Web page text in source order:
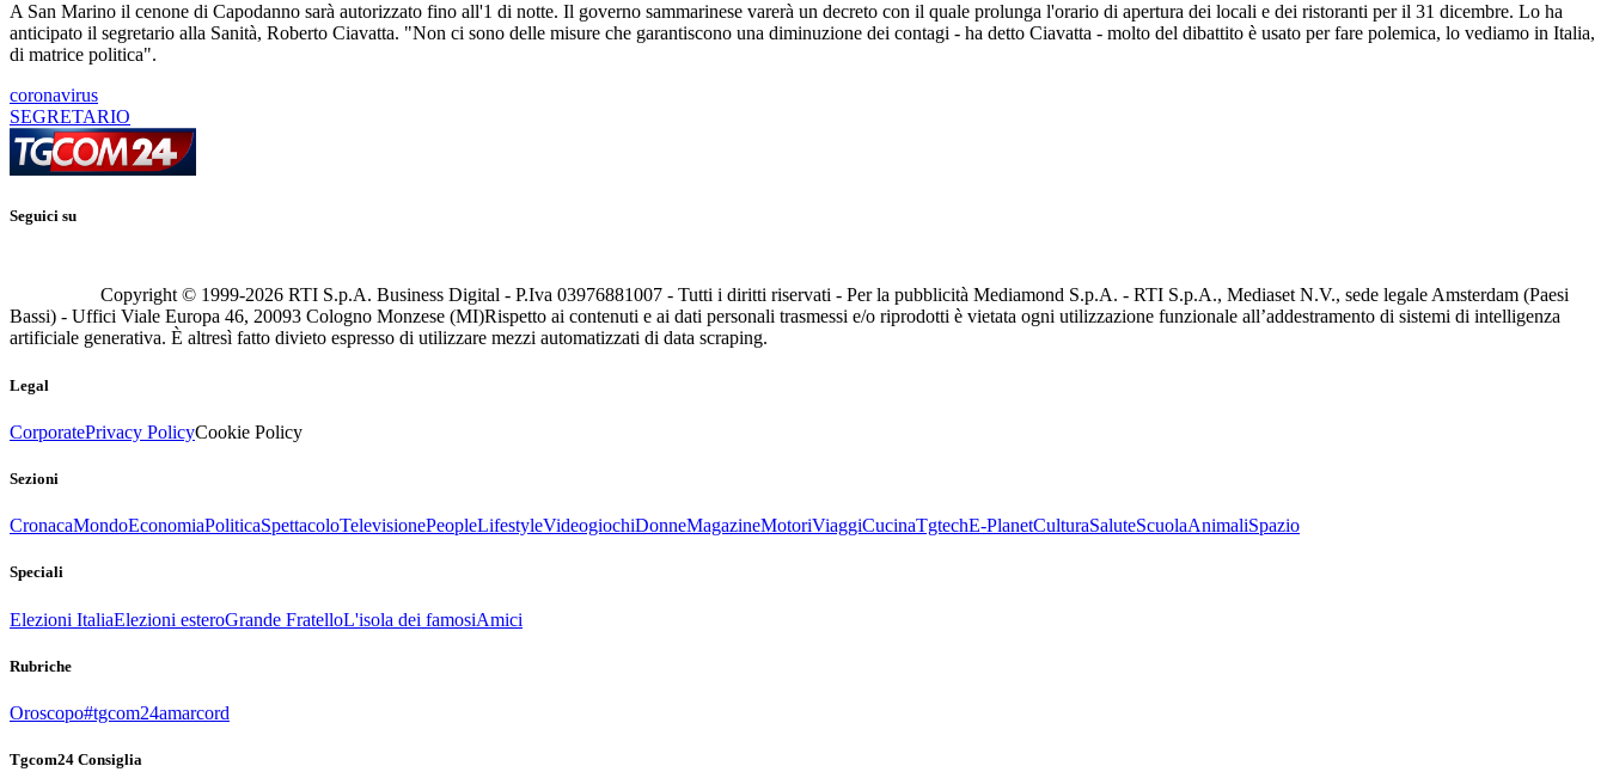
A San Marino il cenone di Capodanno sarà autorizzato fino all'1 di notte. Il governo sammarinese varerà un decreto con il quale prolunga l'orario di apertura dei locali e dei ristoranti per il 31 dicembre. Lo ha
anticipato il segretario alla Sanità, Roberto Ciavatta. "Non ci sono delle misure che garantiscono una diminuzione dei contagi - ha detto Ciavatta - molto del dibattito è usato per fare polemica, lo vediamo in Italia,
di matrice politica".
coronavirus
SEGRETARIO
Seguici su
Copyright © 1999-2026 RTI S.p.A. Business Digital - P.Iva 03976881007 - Tutti i diritti riservati - Per la pubblicità Mediamond S.p.A. - RTI S.p.A., Mediaset N.V., sede legale Amsterdam (Paesi
Bassi) - Uffici Viale Europa 46, 20093 Cologno Monzese (MI)Rispetto ai contenuti e ai dati personali trasmessi e/o riprodotti è vietata ogni utilizzazione funzionale all’addestramento di sistemi di intelligenza
artificiale generativa. È altresì fatto divieto espresso di utilizzare mezzi automatizzati di data scraping.
Legal
CorporatePrivacy PolicyCookie Policy
Sezioni
CronacaMondoEconomiaPoliticaSpettacoloTelevisionePeopleLifestyleVideogiochiDonneMagazineMotoriViaggiCucinaTgtechE-PlanetCulturaSaluteScuolaAnimaliSpazio
Speciali
Elezioni ItaliaElezioni esteroGrande FratelloL'isola dei famosiAmici
Rubriche
Oroscopo#tgcom24amarcord
Tgcom24 Consiglia